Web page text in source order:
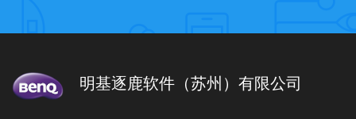
明基逐鹿软件（苏州）有限公司